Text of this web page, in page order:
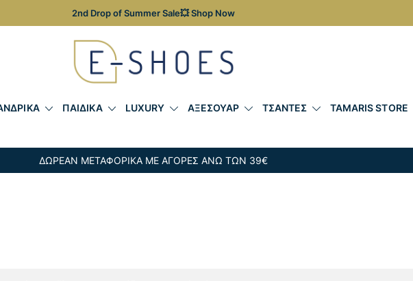
2nd Drop of Summer Sale💥 Shop Now
E-shoes
ΠΑΙΔΙΚΑ LUXURY ΑΞΕΣΟΥΑΡ ΤΣΑΝΤΕΣ TAMARIS STORE
ΔΩΡΕΑΝ ΜΕΤΑΦΟΡΙΚΑ ΜΕ ΑΓΟΡΕΣ ΑΝΩ ΤΩΝ 39€